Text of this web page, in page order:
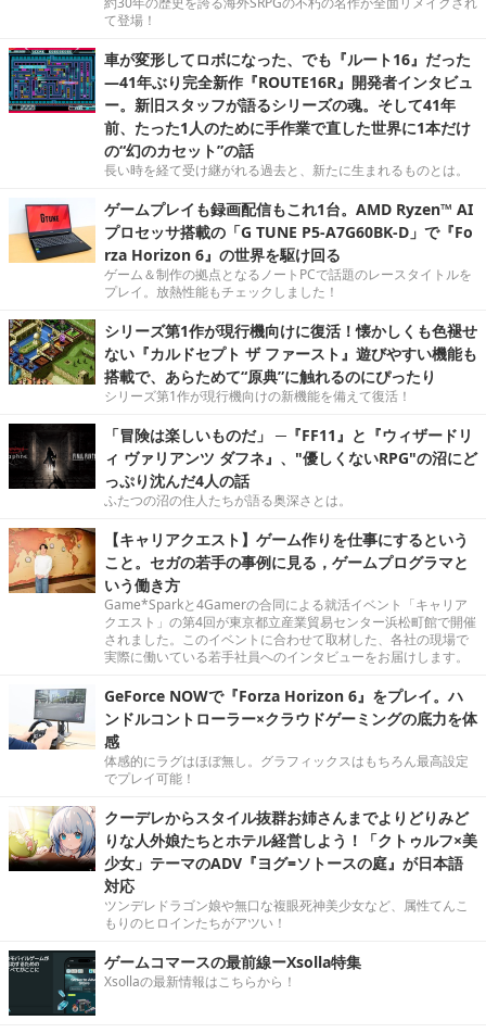
て登場！
車が変形してロボになった、でも『ルート16』だった
―41年ぶり完全新作『ROUTE16R』開発者インタビュ
ー。新旧スタッフが語るシリーズの魂。そして41年
前、たった1人のために手作業で直した世界に1本だけ
の“幻のカセット”の話
長い時を経て受け継がれる過去と、新たに生まれるものとは。
ゲームプレイも録画配信もこれ1台。AMD Ryzen™ AI
プロセッサ搭載の「G TUNE P5-A7G60BK-D」で『Fo
rza Horizon 6』の世界を駆け回る
ゲーム＆制作の拠点となるノートPCで話題のレースタイトルを
プレイ。放熱性能もチェックしました！
シリーズ第1作が現行機向けに復活！懐かしくも色褪せ
ない『カルドセプト ザ ファースト』遊びやすい機能も
搭載で、あらためて“原典”に触れるのにぴったり
シリーズ第1作が現行機向けの新機能を備えて復活！
「冒険は楽しいものだ」 ─『FF11』と『ウィザードリ
ィ ヴァリアンツ ダフネ』、"優しくないRPG"の沼にど
っぷり沈んだ4人の話
ふたつの沼の住人たちが語る奥深さとは。
【キャリアクエスト】ゲーム作りを仕事にするという
こと。セガの若手の事例に見る，ゲームプログラマと
いう働き方
Game*Sparkと4Gamerの合同による就活イベント「キャリア
クエスト」の第4回が東京都立産業貿易センター浜松町館で開催
されました。このイベントに合わせて取材した、各社の現場で
実際に働いている若手社員へのインタビューをお届けします。
GeForce NOWで『Forza Horizon 6』をプレイ。ハ
ンドルコントローラー×クラウドゲーミングの底力を体
感
体感的にラグはほぼ無し。グラフィックスはもちろん最高設定
でプレイ可能！
クーデレからスタイル抜群お姉さんまでよりどりみど
りな人外娘たちとホテル経営しよう！「クトゥルフ×美
少女」テーマのADV『ヨグ=ソトースの庭』が日本語
対応
ツンデレドラゴン娘や無口な複眼死神美少女など、属性てんこ
もりのヒロインたちがアツい！
ゲームコマースの最前線ーXsolla特集
Xsollaの最新情報はこちらから！